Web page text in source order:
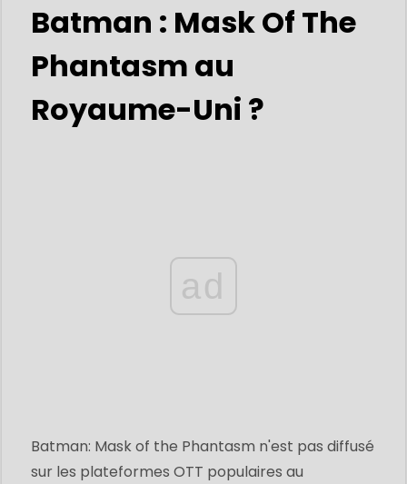
Batman : Mask Of The
Phantasm au
Royaume-Uni ?
ad
Batman: Mask of the Phantasm n'est pas diffusé
sur les plateformes OTT populaires au